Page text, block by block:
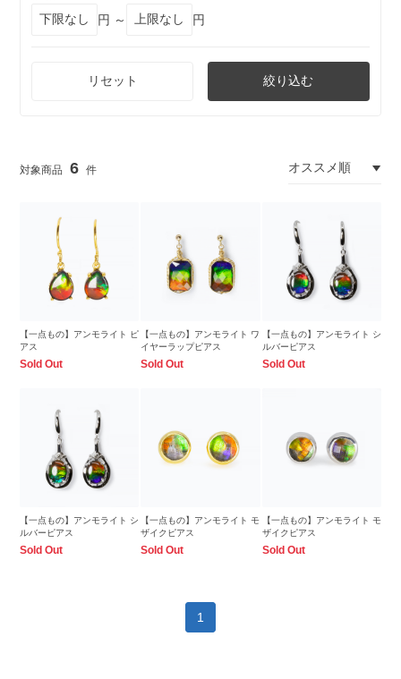
円 ～
円
リセット 絞り込む
6
【一点もの】アンモライト ピ
アス
Sold Out
【一点もの】アンモライト ワ
イヤーラップピアス
Sold Out
【一点もの】アンモライト シ
ルバーピアス
Sold Out
【一点もの】アンモライト シ
ルバーピアス
Sold Out
【一点もの】アンモライト モ
ザイクピアス
Sold Out
【一点もの】アンモライト モ
ザイクピアス
Sold Out
1